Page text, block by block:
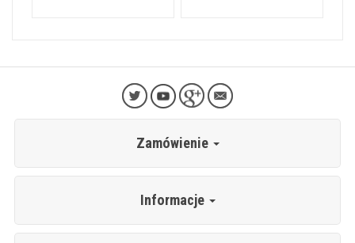
Zamówienie
Informacje